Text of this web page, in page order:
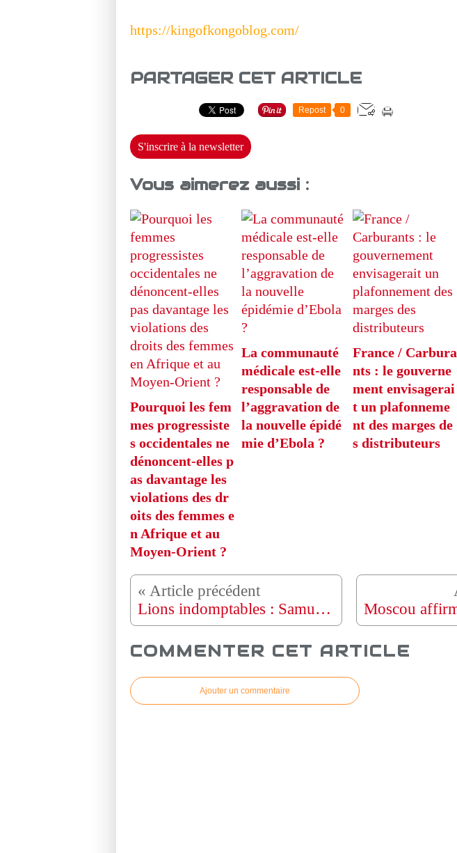
https://kingofkongoblog.com/
PARTAGER CET ARTICLE
Repost 0
S'inscrire à la newsletter
Vous aimerez aussi :
Pourquoi les fem
mes progressiste
s occidentales ne
dénoncent-elles p
as davantage les
violations des dr
oits des femmes e
n Afrique et au
Moyen-Orient ?
La communauté
médicale est-elle
responsable de
l’aggravation de
la nouvelle épidé
mie d’Ebola ?
France / Carbura
nts : le gouverne
ment envisagerai
t un plafonneme
nt des marges de
s distributeurs
Lions indomptables : Samuel Eto'o vire Marc Brys et tient sa revanche
COMMENTER CET ARTICLE
Ajouter un commentaire